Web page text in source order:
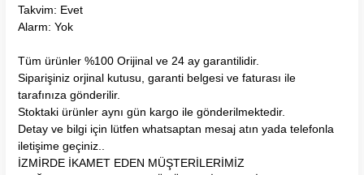
Takvim: Evet
Alarm: Yok
Tüm ürünler %100 Orijinal ve 24 ay garantilidir.
Siparişiniz orjinal kutusu, garanti belgesi ve faturası ile
tarafınıza gönderilir.
Stoktaki ürünler aynı gün kargo ile gönderilmektedir.
Detay ve bilgi için lütfen whatsaptan mesaj atın yada telefonla
iletişime geçiniz..
İZMİRDE İKAMET EDEN MÜŞTERİLERİMİZ